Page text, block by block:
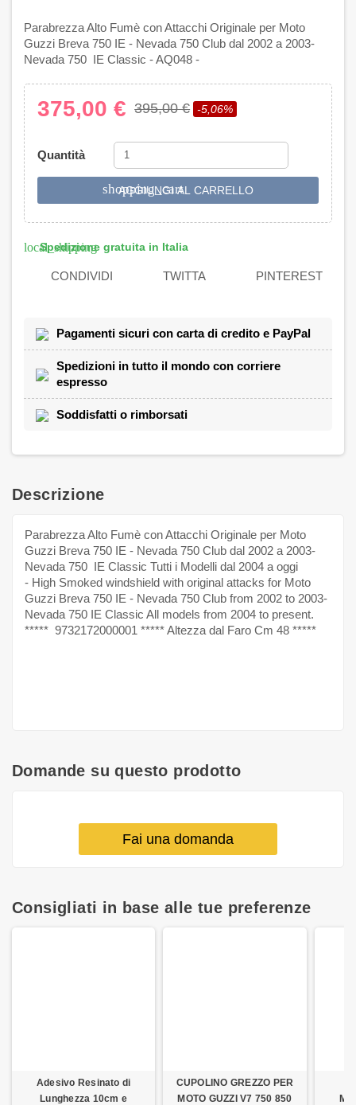
Parabrezza Alto Fumè con Attacchi Originale per Moto
Guzzi Breva 750 IE - Nevada 750 Club dal 2002 a 2003-
Nevada 750 IE Classic - AQ048 -
375,00 € 395,00 € -5,06%
Quantità
shopping_cart
AGGIUNGI AL CARRELLO
local_shipping
Spedizione gratuita in Italia
CONDIVIDI TWITTA PINTEREST
Pagamenti sicuri con carta di credito e PayPal
Spedizioni in tutto il mondo con corriere
espresso
Soddisfatti o rimborsati
Descrizione
Parabrezza Alto Fumè con Attacchi Originale per Moto
Guzzi Breva 750 IE - Nevada 750 Club dal 2002 a 2003-
Nevada 750 IE Classic Tutti i Modelli dal 2004 a oggi
- High Smoked windshield with original attacks for Moto
Guzzi Breva 750 IE - Nevada 750 Club from 2002 to 2003-
Nevada 750 IE Classic All models from 2004 to present.
***** 9732172000001 ***** Altezza dal Faro Cm 48 *****
Domande su questo prodotto
Fai una domanda
Consigliati in base alle tue preferenze
Adesivo Resinato di
Lunghezza 10cm e
CUPOLINO GREZZO PER
MOTO GUZZI V7 750 850